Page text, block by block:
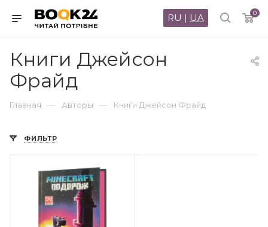
0
RU | UA
Книги Джейсон
Фрайд
Главная — Авторы — Книги Джейсон Фрайд
ФИЛЬТР